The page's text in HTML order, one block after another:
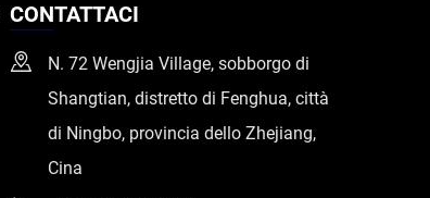
CONTATTACI
N. 72 Wengjia Village, sobborgo di
Shangtian, distretto di Fenghua, città
di Ningbo, provincia dello Zhejiang,
Cina